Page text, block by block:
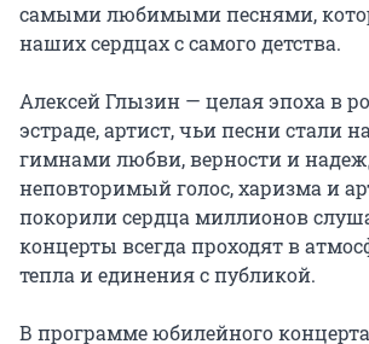
самыми любимыми песнями,
наших сердцах с самого детства.
Алексей Глызин — целая эпоха в
эстраде, артист, чьи песни стали
гимнами любви, верности и
неповторимый голос, харизма и
покорили сердца миллионов
концерты всегда проходят в
тепла и единения с публикой.
В программе юбилейного